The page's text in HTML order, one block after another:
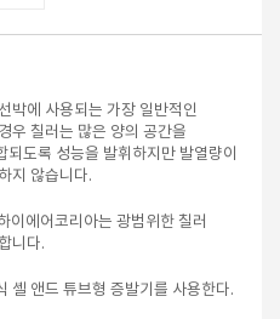
박에 사용되는 가장 일반적인
우 칠러는 많은 양의 공간을
도록 성능을 발휘하지만 발열량이
지 않습니다.
이에어코리아는 광범위한 칠러
니다.
셸 앤드 튜브형 증발기를 사용한다.